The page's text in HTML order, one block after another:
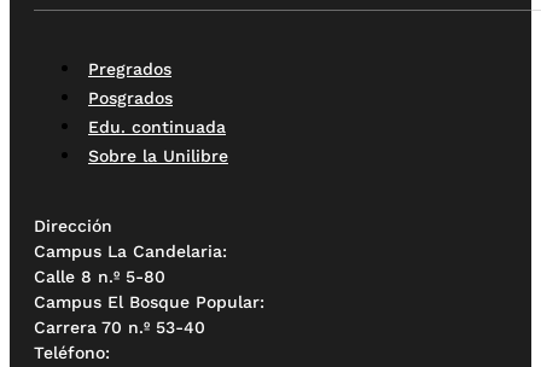
Pregrados
Posgrados
Edu. continuada
Sobre la Unilibre
Dirección
Campus La Candelaria:
Calle 8 n.º 5-80
Campus El Bosque Popular:
Carrera 70 n.º 53-40
Teléfono: